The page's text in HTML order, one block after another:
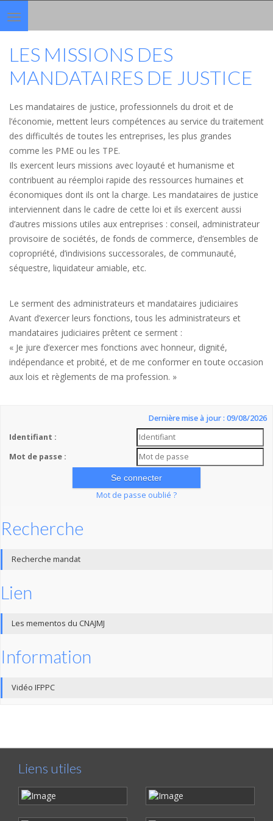
Toggle
navigation
LES MISSIONS DES
MANDATAIRES DE JUSTICE
Les mandataires de justice, professionnels du droit et de
l’économie, mettent leurs compétences au service du traitement
des difficultés de toutes les entreprises, les plus grandes
comme les PME ou les TPE.
Ils exercent leurs missions avec loyauté et humanisme et
contribuent au réemploi rapide des ressources humaines et
économiques dont ils ont la charge. Les mandataires de justice
interviennent dans le cadre de cette loi et ils exercent aussi
d’autres missions utiles aux entreprises : conseil, administrateur
provisoire de sociétés, de fonds de commerce, d’ensembles de
copropriété, d’indivisions successorales, de communauté,
séquestre, liquidateur amiable, etc.
Le serment des administrateurs et mandataires judiciaires
Avant d’exercer leurs fonctions, tous les administrateurs et
mandataires judiciaires prêtent ce serment :
« Je jure d’exercer mes fonctions avec honneur, dignité,
indépendance et probité, et de me conformer en toute occasion
aux lois et règlements de ma profession. »
Dernière mise à jour : 09/08/2026
Identifiant :
Mot de passe :
Mot de passe oublié ?
Recherche
Recherche mandat
Lien
Les mementos du CNAJMJ
Information
Vidéo IFPPC
Liens utiles